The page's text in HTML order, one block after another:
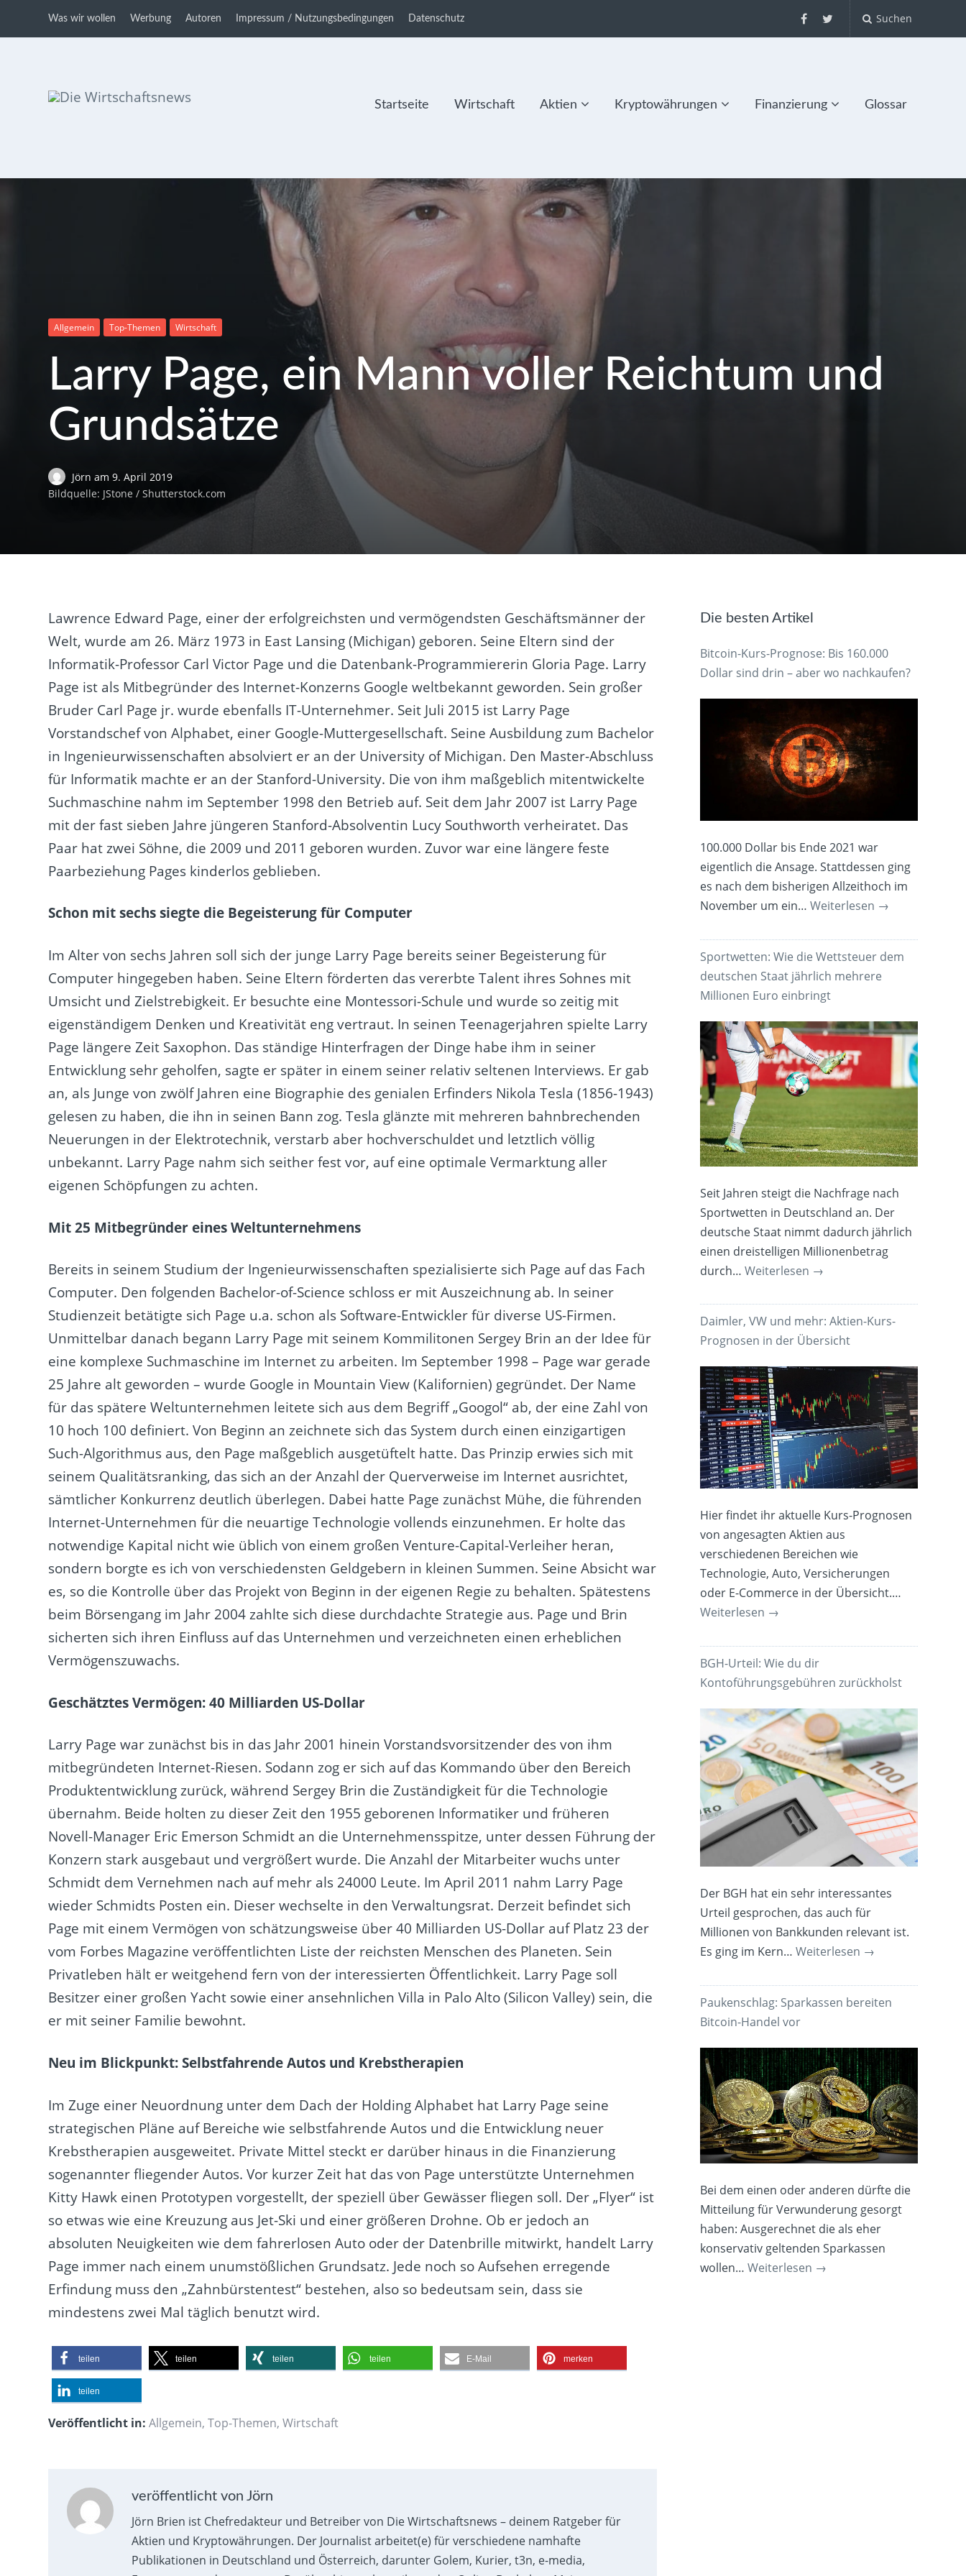
Was wir wollen Werbung Autoren Impressum / Nutzungsbedingungen Datenschutz Suchen
Startseite Wirtschaft Aktien Kryptowährungen Finanzierung Glossar
Allgemein Top-Themen Wirtschaft
Larry Page, ein Mann voller Reichtum und
Grundsätze
Jörnam 9. April 2019
Bildquelle: JStone / Shutterstock.com
Lawrence Edward Page, einer der erfolgreichsten und vermögendsten Geschäftsmänner der
Welt, wurde am 26. März 1973 in East Lansing (Michigan) geboren. Seine Eltern sind der
Informatik-Professor Carl Victor Page und die Datenbank-Programmiererin Gloria Page. Larry
Page ist als Mitbegründer des Internet-Konzerns Google weltbekannt geworden. Sein großer
Bruder Carl Page jr. wurde ebenfalls IT-Unternehmer. Seit Juli 2015 ist Larry Page
Vorstandschef von Alphabet, einer Google-Muttergesellschaft. Seine Ausbildung zum Bachelor
in Ingenieurwissenschaften absolviert er an der University of Michigan. Den Master-Abschluss
für Informatik machte er an der Stanford-University. Die von ihm maßgeblich mitentwickelte
Suchmaschine nahm im September 1998 den Betrieb auf. Seit dem Jahr 2007 ist Larry Page
mit der fast sieben Jahre jüngeren Stanford-Absolventin Lucy Southworth verheiratet. Das
Paar hat zwei Söhne, die 2009 und 2011 geboren wurden. Zuvor war eine längere feste
Paarbeziehung Pages kinderlos geblieben.
Schon mit sechs siegte die Begeisterung für Computer
Im Alter von sechs Jahren soll sich der junge Larry Page bereits seiner Begeisterung für
Computer hingegeben haben. Seine Eltern förderten das vererbte Talent ihres Sohnes mit
Umsicht und Zielstrebigkeit. Er besuchte eine Montessori-Schule und wurde so zeitig mit
eigenständigem Denken und Kreativität eng vertraut. In seinen Teenagerjahren spielte Larry
Page längere Zeit Saxophon. Das ständige Hinterfragen der Dinge habe ihm in seiner
Entwicklung sehr geholfen, sagte er später in einem seiner relativ seltenen Interviews. Er gab
an, als Junge von zwölf Jahren eine Biographie des genialen Erfinders Nikola Tesla (1856-1943)
gelesen zu haben, die ihn in seinen Bann zog. Tesla glänzte mit mehreren bahnbrechenden
Neuerungen in der Elektrotechnik, verstarb aber hochverschuldet und letztlich völlig
unbekannt. Larry Page nahm sich seither fest vor, auf eine optimale Vermarktung aller
eigenen Schöpfungen zu achten.
Mit 25 Mitbegründer eines Weltunternehmens
Bereits in seinem Studium der Ingenieurwissenschaften spezialisierte sich Page auf das Fach
Computer. Den folgenden Bachelor-of-Science schloss er mit Auszeichnung ab. In seiner
Studienzeit betätigte sich Page u.a. schon als Software-Entwickler für diverse US-Firmen.
Unmittelbar danach begann Larry Page mit seinem Kommilitonen Sergey Brin an der Idee für
eine komplexe Suchmaschine im Internet zu arbeiten. Im September 1998 – Page war gerade
25 Jahre alt geworden – wurde Google in Mountain View (Kalifornien) gegründet. Der Name
für das spätere Weltunternehmen leitete sich aus dem Begriff „Googol“ ab, der eine Zahl von
10 hoch 100 definiert. Von Beginn an zeichnete sich das System durch einen einzigartigen
Such-Algorithmus aus, den Page maßgeblich ausgetüftelt hatte. Das Prinzip erwies sich mit
seinem Qualitätsranking, das sich an der Anzahl der Querverweise im Internet ausrichtet,
sämtlicher Konkurrenz deutlich überlegen. Dabei hatte Page zunächst Mühe, die führenden
Internet-Unternehmen für die neuartige Technologie vollends einzunehmen. Er holte das
notwendige Kapital nicht wie üblich von einem großen Venture-Capital-Verleiher heran,
sondern borgte es ich von verschiedensten Geldgebern in kleinen Summen. Seine Absicht war
es, so die Kontrolle über das Projekt von Beginn in der eigenen Regie zu behalten. Spätestens
beim Börsengang im Jahr 2004 zahlte sich diese durchdachte Strategie aus. Page und Brin
sicherten sich ihren Einfluss auf das Unternehmen und verzeichneten einen erheblichen
Vermögenszuwachs.
Geschätztes Vermögen: 40 Milliarden US-Dollar
Larry Page war zunächst bis in das Jahr 2001 hinein Vorstandsvorsitzender des von ihm
mitbegründeten Internet-Riesen. Sodann zog er sich auf das Kommando über den Bereich
Produktentwicklung zurück, während Sergey Brin die Zuständigkeit für die Technologie
übernahm. Beide holten zu dieser Zeit den 1955 geborenen Informatiker und früheren
Novell-Manager Eric Emerson Schmidt an die Unternehmensspitze, unter dessen Führung der
Konzern stark ausgebaut und vergrößert wurde. Die Anzahl der Mitarbeiter wuchs unter
Schmidt dem Vernehmen nach auf mehr als 24000 Leute. Im April 2011 nahm Larry Page
wieder Schmidts Posten ein. Dieser wechselte in den Verwaltungsrat. Derzeit befindet sich
Page mit einem Vermögen von schätzungsweise über 40 Milliarden US-Dollar auf Platz 23 der
vom Forbes Magazine veröffentlichten Liste der reichsten Menschen des Planeten. Sein
Privatleben hält er weitgehend fern von der interessierten Öffentlichkeit. Larry Page soll
Besitzer einer großen Yacht sowie einer ansehnlichen Villa in Palo Alto (Silicon Valley) sein, die
er mit seiner Familie bewohnt.
Neu im Blickpunkt: Selbstfahrende Autos und Krebstherapien
Im Zuge einer Neuordnung unter dem Dach der Holding Alphabet hat Larry Page seine
strategischen Pläne auf Bereiche wie selbstfahrende Autos und die Entwicklung neuer
Krebstherapien ausgeweitet. Private Mittel steckt er darüber hinaus in die Finanzierung
sogenannter fliegender Autos. Vor kurzer Zeit hat das von Page unterstützte Unternehmen
Kitty Hawk einen Prototypen vorgestellt, der speziell über Gewässer fliegen soll. Der „Flyer“ ist
so etwas wie eine Kreuzung aus Jet-Ski und einer größeren Drohne. Ob er jedoch an
absoluten Neuigkeiten wie dem fahrerlosen Auto oder der Datenbrille mitwirkt, handelt Larry
Page immer nach einem unumstößlichen Grundsatz. Jede noch so Aufsehen erregende
Erfindung muss den „Zahnbürstentest“ bestehen, also so bedeutsam sein, dass sie
mindestens zwei Mal täglich benutzt wird.
teilen teilen teilen teilen E-Mail merken
teilen
Veröffentlicht in: Allgemein,Top-Themen,Wirtschaft
veröffentlicht von Jörn
Jörn Brien ist Chefredakteur und Betreiber von Die Wirtschaftsnews – deinem Ratgeber für
Aktien und Kryptowährungen. Der Journalist arbeitet(e) für verschiedene namhafte
Publikationen in Deutschland und Österreich, darunter Golem, Kurier, t3n, e-media,
Die besten Artikel
Bitcoin-Kurs-Prognose: Bis 160.000
Dollar sind drin – aber wo nachkaufen?
100.000 Dollar bis Ende 2021 war
eigentlich die Ansage. Stattdessen ging
es nach dem bisherigen Allzeithoch im
November um ein…Weiterlesen →
Sportwetten: Wie die Wettsteuer dem
deutschen Staat jährlich mehrere
Millionen Euro einbringt
Seit Jahren steigt die Nachfrage nach
Sportwetten in Deutschland an. Der
deutsche Staat nimmt dadurch jährlich
einen dreistelligen Millionenbetrag
durch…Weiterlesen →
Daimler, VW und mehr: Aktien-Kurs-
Prognosen in der Übersicht
Hier findet ihr aktuelle Kurs-Prognosen
von angesagten Aktien aus
verschiedenen Bereichen wie
Technologie, Auto, Versicherungen
oder E-Commerce in der Übersicht.…
Weiterlesen →
BGH-Urteil: Wie du dir
Kontoführungsgebühren zurückholst
Der BGH hat ein sehr interessantes
Urteil gesprochen, das auch für
Millionen von Bankkunden relevant ist.
Es ging im Kern…Weiterlesen →
Paukenschlag: Sparkassen bereiten
Bitcoin-Handel vor
Bei dem einen oder anderen dürfte die
Mitteilung für Verwunderung gesorgt
haben: Ausgerechnet die als eher
konservativ geltenden Sparkassen
wollen…Weiterlesen →